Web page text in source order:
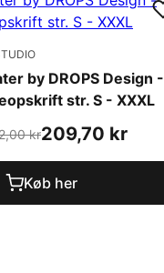
by DROPS Design -
str. S - XXXL
kr209,70 kr
Køb her